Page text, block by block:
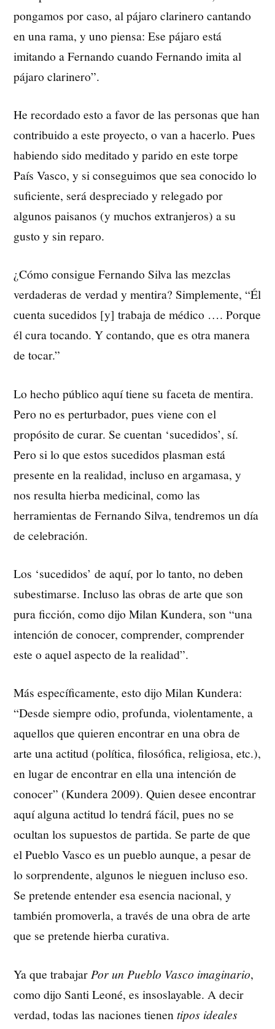
pongamos por caso, al pájaro clarinero cantando
en una rama, y uno piensa: Ese pájaro está
imitando a Fernando cuando Fernando imita al
pájaro clarinero”.
He recordado esto a favor de las personas que han
contribuido a este proyecto, o van a hacerlo. Pues
habiendo sido meditado y parido en este torpe
País Vasco, y si conseguimos que sea conocido lo
suficiente, será despreciado y relegado por
algunos paisanos (y muchos extranjeros) a su
gusto y sin reparo.
¿Cómo consigue Fernando Silva las mezclas
verdaderas de verdad y mentira? Simplemente, “Él
cuenta sucedidos [y] trabaja de médico …. Porque
él cura tocando. Y contando, que es otra manera
de tocar.”
Lo hecho público aquí tiene su faceta de mentira.
Pero no es perturbador, pues viene con el
propósito de curar. Se cuentan ‘sucedidos’, sí.
Pero si lo que estos sucedidos plasman está
presente en la realidad, incluso en argamasa, y
nos resulta hierba medicinal, como las
herramientas de Fernando Silva, tendremos un día
de celebración.
Los ‘sucedidos’ de aquí, por lo tanto, no deben
subestimarse. Incluso las obras de arte que son
pura ficción, como dijo Milan Kundera, son “una
intención de conocer, comprender, comprender
este o aquel aspecto de la realidad”.
Más específicamente, esto dijo Milan Kundera:
“Desde siempre odio, profunda, violentamente, a
aquellos que quieren encontrar en una obra de
arte una actitud (política, filosófica, religiosa, etc.),
en lugar de encontrar en ella una intención de
conocer” (Kundera 2009). Quien desee encontrar
aquí alguna actitud lo tendrá fácil, pues no se
ocultan los supuestos de partida. Se parte de que
el Pueblo Vasco es un pueblo aunque, a pesar de
lo sorprendente, algunos le nieguen incluso eso.
Se pretende entender esa esencia nacional, y
también promoverla, a través de una obra de arte
que se pretende hierba curativa.
Ya que trabajar Por un Pueblo Vasco imaginario,
como dijo Santi Leoné, es insoslayable. A decir
verdad, todas las naciones tienentipos ideales